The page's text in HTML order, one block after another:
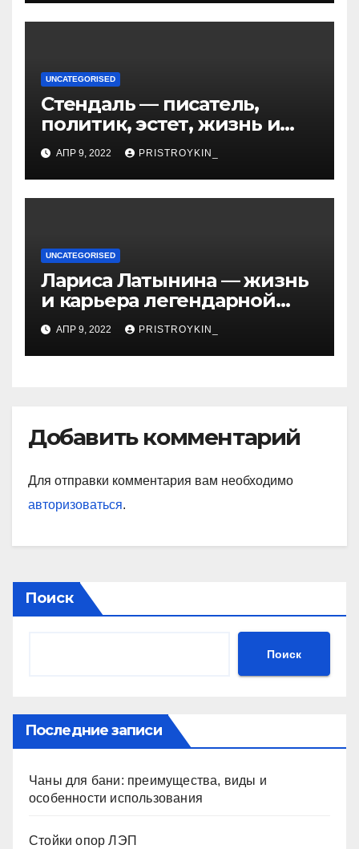
UNCATEGORISED
Стендаль — писатель,
политик, эстет, жизнь и
творчество одного из
величайших литературных
гении XIX века
АПР 9, 2022 PRISTROYKIN_
UNCATEGORISED
Лариса Латынина — жизнь
и карьера легендарной
советской гимнастки,
установившей мировые
рекорды и завоевавшей
АПР 9, 2022 PRISTROYKIN_
Добавить комментарий
Для отправки комментария вам необходимо
авторизоваться.
Поиск
Поиск
Последние записи
Чаны для бани: преимущества, виды и
особенности использования
Стойки опор ЛЭП